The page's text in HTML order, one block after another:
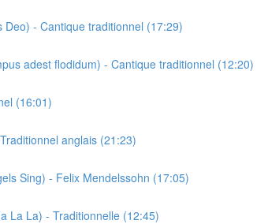
- Cantique traditionnel (17:29)
adest flodidum) - Cantique traditionnel (12:20)
(16:01)
anglais (21:23)
Sing) - Felix Mendelssohn (17:05)
La La) - Traditionnelle (12:45)